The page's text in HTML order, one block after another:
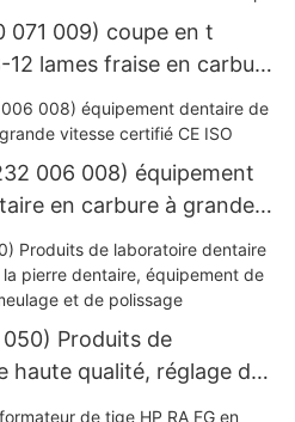
071 009) coupe en t
lames fraise en carbure
006 008) équipement
en carbure à grande
Produits de
haute qualité, réglage de
de pierres